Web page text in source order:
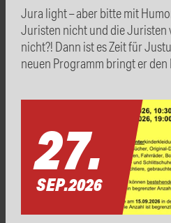
Jura light – aber bitte mit
Juristen nicht und die Juristen
nicht?! Dann ist es Zeit für
neuen Programm bringt er
27.
SEP.2026